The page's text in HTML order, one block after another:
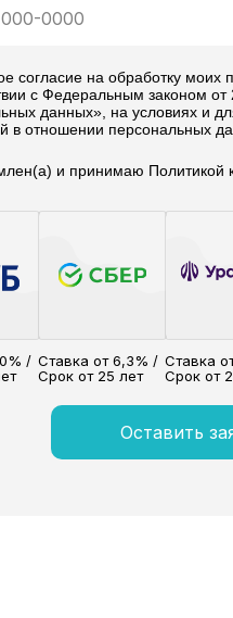
согласие на обработку моих
с Федеральным законом
данных», на условиях и
в отношении персональных
и принимаю Политикой
/ Ставка от 6,3% /
Срок от 25 лет
Ставка
Срок от
Оставить